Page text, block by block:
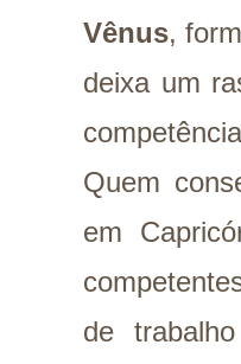
Vênus,
deixa um
Quem
em
de